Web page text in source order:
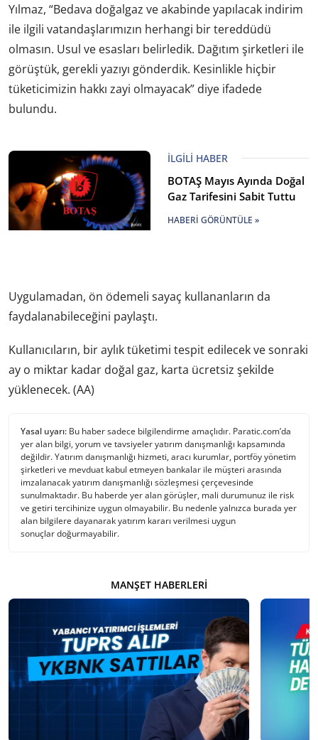
Yılmaz, “Bedava doğalgaz ve akabinde yapılacak indirim
ile ilgili vatandaşlarımızın herhangi bir tereddüdü
olmasın. Usul ve esasları belirledik. Dağıtım şirketleri ile
görüştük, gerekli yazıyı gönderdik. Kesinlikle hiçbir
tüketicimizin hakkı zayi olmayacak” diye ifadede
bulundu.
İLGILI HABER
BOTAŞ Mayıs Ayında Doğal
Gaz Tarifesini Sabit Tuttu
HABERI GÖRÜNTÜLE »
Uygulamadan, ön ödemeli sayaç kullananların da
faydalanabileceğini paylaştı.
Kullanıcıların, bir aylık tüketimi tespit edilecek ve sonraki
ay o miktar kadar doğal gaz, karta ücretsiz şekilde
yüklenecek. (AA)
Yasal uyarı: Bu haber sadece bilgilendirme amaçlıdır. Paratic.com’da
yer alan bilgi, yorum ve tavsiyeler yatırım danışmanlığı kapsamında
değildir. Yatırım danışmanlığı hizmeti, aracı kurumlar, portföy yönetim
şirketleri ve mevduat kabul etmeyen bankalar ile müşteri arasında
imzalanacak yatırım danışmanlığı sözleşmesi çerçevesinde
sunulmaktadır. Bu haberde yer alan görüşler, mali durumunuz ile risk
ve getiri tercihinize uygun olmayabilir. Bu nedenle yalnızca burada yer
alan bilgilere dayanarak yatırım kararı verilmesi uygun
sonuçlar doğurmayabilir.
MANŞET HABERLERI